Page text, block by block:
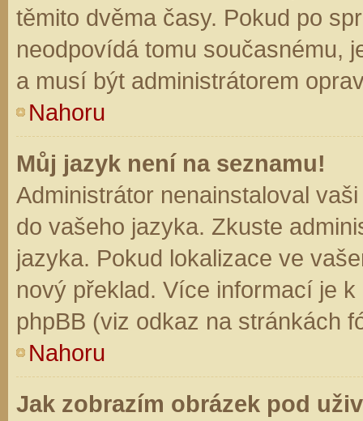
těmito dvěma časy. Pokud po
neodpovídá tomu současnému,
a musí být administrátorem
Nahoru
Můj jazyk není na seznamu!
Administrátor nenainstaloval
do vašeho jazyka. Zkuste
jazyka. Pokud lokalizace ve
nový překlad. Více informací je
phpBB (viz odkaz na stránkách
Nahoru
Jak zobrazím obrázek pod